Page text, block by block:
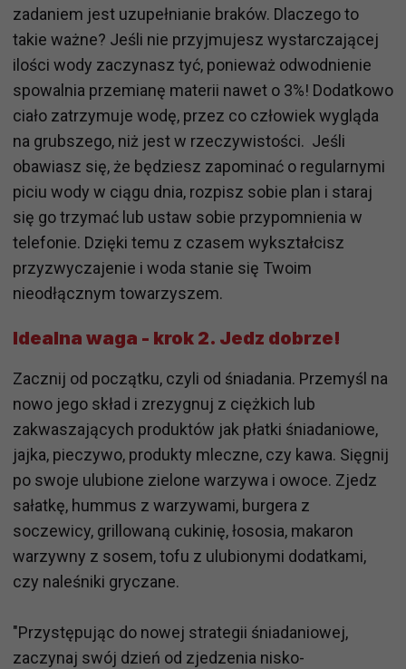
zadaniem jest uzupełnianie braków. Dlaczego to
takie ważne? Jeśli nie przyjmujesz wystarczającej
ilości wody zaczynasz tyć, ponieważ odwodnienie
spowalnia przemianę materii nawet o 3%! Dodatkowo
ciało zatrzymuje wodę, przez co człowiek wygląda
na grubszego, niż jest w rzeczywistości. Jeśli
obawiasz się, że będziesz zapominać o regularnymi
piciu wody w ciągu dnia, rozpisz sobie plan i staraj
się go trzymać lub ustaw sobie przypomnienia w
telefonie. Dzięki temu z czasem wykształcisz
przyzwyczajenie i woda stanie się Twoim
nieodłącznym towarzyszem.
Idealna waga - krok 2. Jedz dobrze!
Zacznij od początku, czyli od śniadania. Przemyśl na
nowo jego skład i zrezygnuj z ciężkich lub
zakwaszających produktów jak płatki śniadaniowe,
jajka, pieczywo, produkty mleczne, czy kawa. Sięgnij
po swoje ulubione zielone warzywa i owoce. Zjedz
sałatkę, hummus z warzywami, burgera z
soczewicy, grillowaną cukinię, łososia, makaron
warzywny z sosem, tofu z ulubionymi dodatkami,
czy naleśniki gryczane.
"Przystępując do nowej strategii śniadaniowej,
zaczynaj swój dzień od zjedzenia nisko-